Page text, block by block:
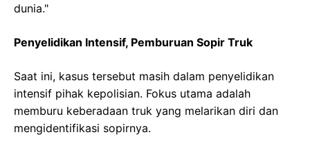
dunia."
Penyelidikan Intensif, Pemburuan Sopir Truk
Saat ini, kasus tersebut masih dalam penyelidikan
intensif pihak kepolisian. Fokus utama adalah
memburu keberadaan truk yang melarikan diri dan
mengidentifikasi sopirnya.